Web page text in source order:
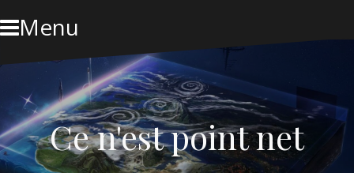
to
contentMenu
Ce n'est point net